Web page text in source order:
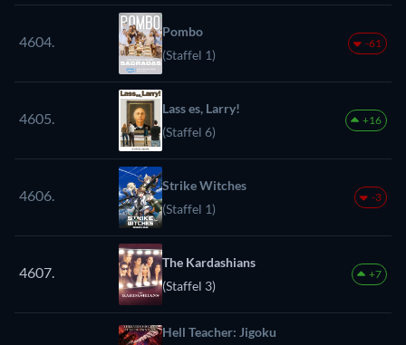
4604.
Pombo
(Staffel 1)
-61
4605.
Lass es, Larry!
(Staffel 6)
+16
4606.
Strike Witches
(Staffel 1)
-3
4607.
The Kardashians
(Staffel 3)
+7
Hell Teacher: Jigoku